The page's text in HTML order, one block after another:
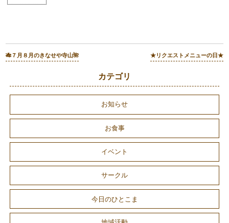
🎋７月８月のきなせや寺山🌺 ★リクエストメニューの日★
カテゴリ
お知らせ
お食事
イベント
サークル
今日のひとこま